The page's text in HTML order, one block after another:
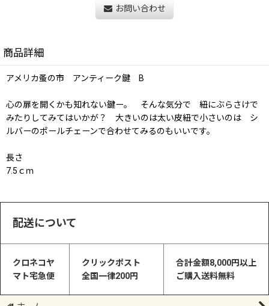
お問い合わせ
商品詳細
アメリカ蚤の市 アンティーク鍵 B
心の扉を開くかも知れない鍵ー。 そんな気分で 紐にぶらさけで
みたりしてみてはいかが？ 大きいのは太い皮紐で小さいのは シ
ルバーのポールチェーンで合わせてみるのもいいです。
長さ
7.5ｃｍ
配送について
クロネコヤ
マト宅急便
クリックポスト
全国一律200円
合計金額8,000円以上
ご購入送料無料